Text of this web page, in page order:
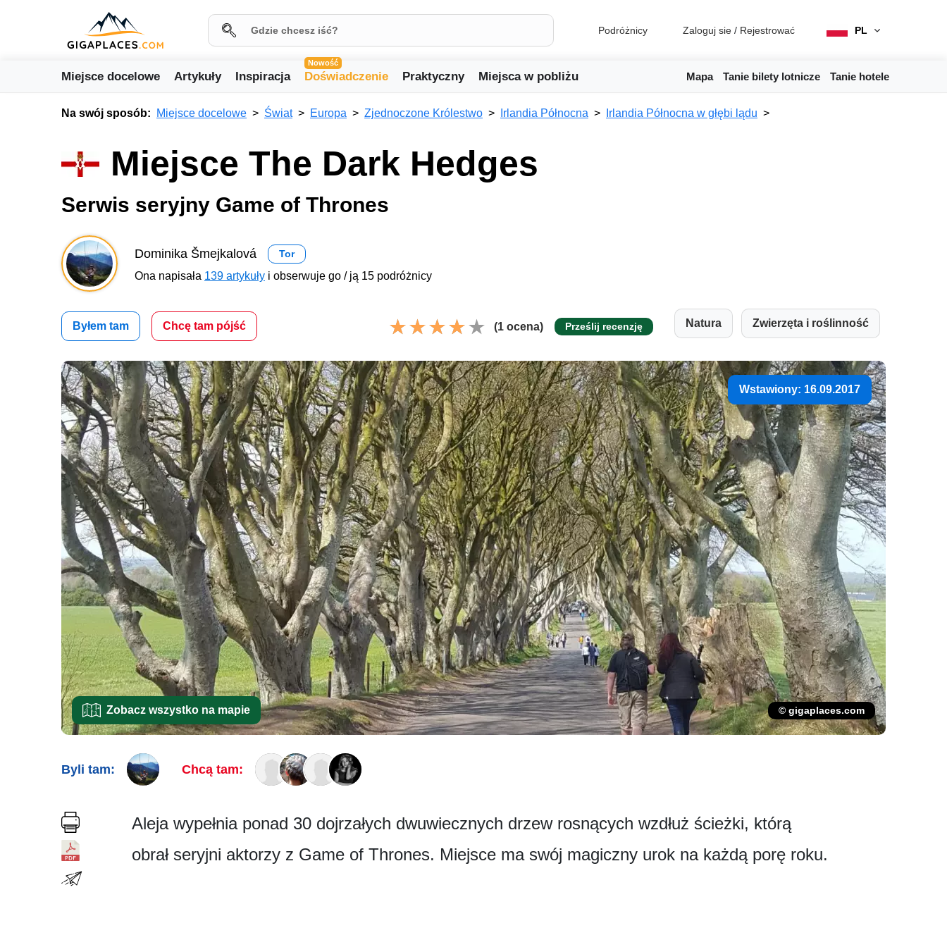
Podróżnicy Zaloguj sie / Rejestrować PL
Miejsce docelowe Artykuły Inspiracja
Nowość
Doświadczenie Praktyczny Miejsca w pobliżu Mapa Tanie bilety lotnicze Tanie hotele
Na swój sposób: Miejsce docelowe Świat Europa Zjednoczone Królestwo Irlandia Północna Irlandia Północna w głębi lądu
Miejsce The Dark Hedges
Serwis seryjny Game of Thrones
Dominika Šmejkalová Tor
Ona napisała 139 artykuły i obserwuje go / ją 15 podróżnicy
Byłem tam Chcę tam pójść (1 ocena) Prześlij recenzję Natura Zwierzęta i roślinność
Wstawiony: 16.09.2017
Zobacz wszystko na mapie © gigaplaces.com
Byli tam: Chcą tam:
Aleja wypełnia ponad 30 dojrzałych dwuwiecznych drzew rosnących wzdłuż ścieżki, którą
obrał seryjni aktorzy z Game of Thrones. Miejsce ma swój magiczny urok na każdą porę roku.